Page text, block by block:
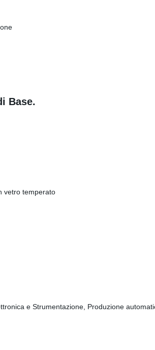
Base.
vetro temperato
e Strumentazione, Produzione